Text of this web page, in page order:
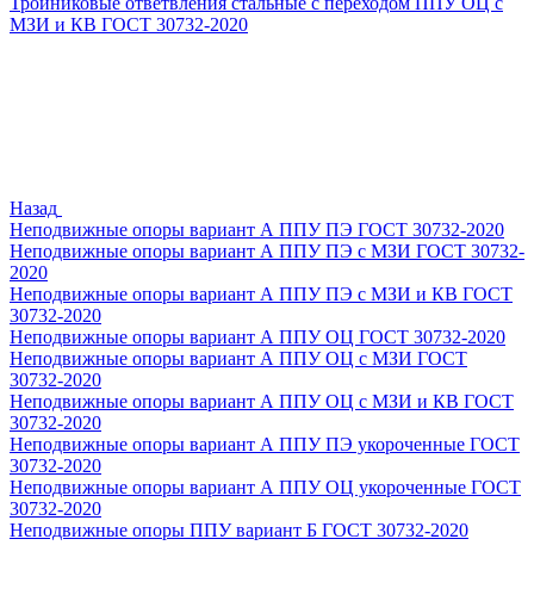
МЗИ и КВ ГОСТ 30732-2020
Назад
Неподвижные опоры вариант А ППУ ПЭ ГОСТ 30732-2020
Неподвижные опоры вариант А ППУ ПЭ с МЗИ ГОСТ 30732-
2020
Неподвижные опоры вариант А ППУ ПЭ с МЗИ и КВ ГОСТ
30732-2020
Неподвижные опоры вариант А ППУ ОЦ ГОСТ 30732-2020
Неподвижные опоры вариант А ППУ ОЦ с МЗИ ГОСТ
30732-2020
Неподвижные опоры вариант А ППУ ОЦ с МЗИ и КВ ГОСТ
30732-2020
Неподвижные опоры вариант А ППУ ПЭ укороченные ГОСТ
30732-2020
Неподвижные опоры вариант А ППУ ОЦ укороченные ГОСТ
30732-2020
Неподвижные опоры ППУ вариант Б ГОСТ 30732-2020